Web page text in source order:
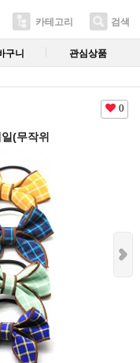
카테고리 검색
구니 관심상품
0
(무작위